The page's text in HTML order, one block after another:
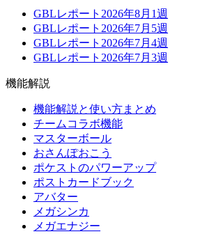
GBLレポート2026年8月1週
GBLレポート2026年7月5週
GBLレポート2026年7月4週
GBLレポート2026年7月3週
機能解説
機能解説と使い方まとめ
チームコラボ機能
マスターボール
おさんぽおこう
ポケストのパワーアップ
ポストカードブック
アバター
メガシンカ
メガエナジー